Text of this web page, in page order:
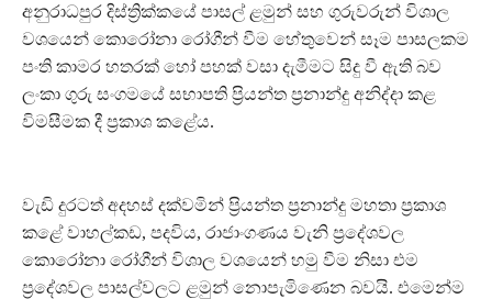
අනුරාධපුර දිස්ත්‍රික්කයේ පාසල් ළමුන් සහ ගුරුවරුන් විශාල
වශයෙන් කොරෝනා රෝගීන් වීම හේතුවෙන් සෑම පාසලකම
පංති කාමර හතරක් හෝ පහක් වසා දැමීමට සිදු වී ඇති බව
ලංකා ගුරු සංගමයේ සභාපති ප්‍රියන්ත ප්‍රනාන්දු අනිද්දා කළ
විමසීමක දී ප්‍රකාශ කළේය.
වැඩි දුරටත් අදහස් දක්වමින් ප්‍රියන්ත ප්‍රනාන්දු මහතා ප්‍රකාශ
කළේ වාහල්කඩ, පදවිය, රාජාංගණය වැනි ප්‍රදේශවල
කොරෝනා රෝගීන් විශාල වශයෙන් හමු වීම නිසා එම
ප්‍රදේශවල පාසල්වලට ළමුන් නොපැමිණෙන බවයි. එමෙන්ම